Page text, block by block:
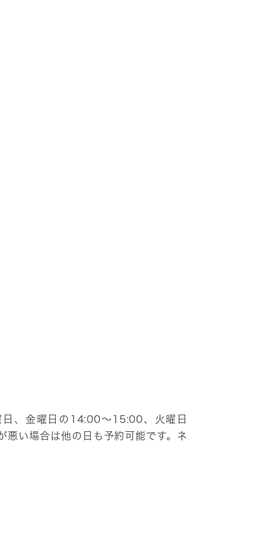
、金曜日の14:00〜15:00、火曜日
い場合は他の日も予約可能です。ネ